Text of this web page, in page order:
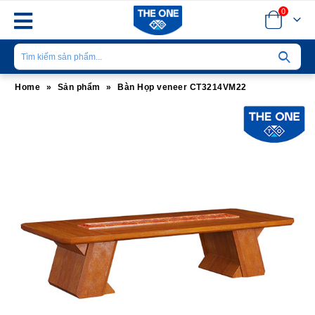
0
Home » Sản phẩm » Bàn Họp veneer CT3214VM22